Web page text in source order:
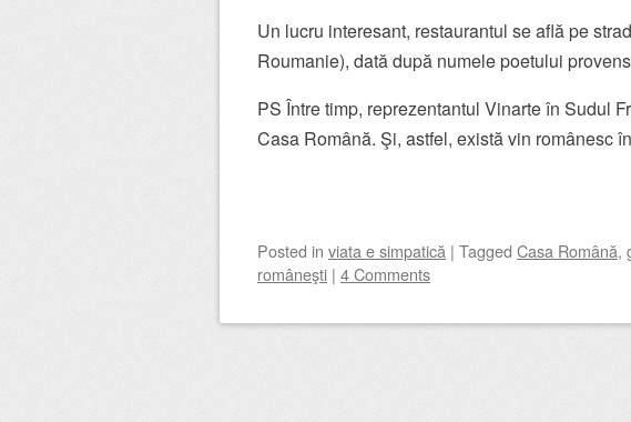
Un lucru interesant, restaurantul se află pe
Roumanie), dată după numele poetului
PS Între timp, reprezentantul Vinarte în Sudul
Casa Română. Şi, astfel, există vin românesc
Posted in viata e simpatică | Tagged Casa Română,
româneşti | 4 Comments